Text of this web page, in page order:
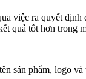
việc ra quyết
quả tốt hơn trong
sản phẩm, logo và